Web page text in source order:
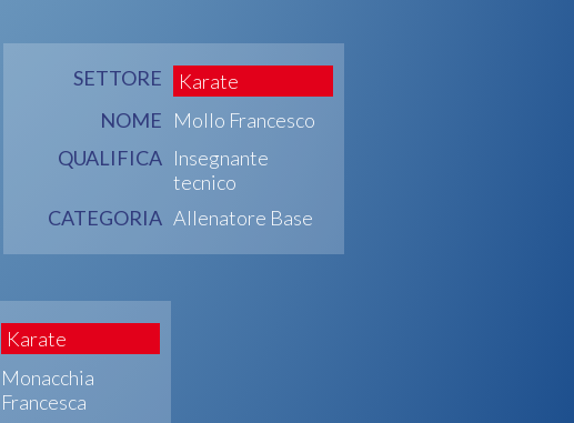
SETTORE
Karate
NOME Mollo Francesco
QUALIFICA Insegnante
tecnico
CATEGORIA Allenatore Base
Karate
Monacchia
Francesca